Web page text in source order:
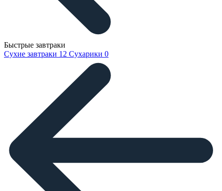
Быстрые завтраки
Сухие завтраки 12 Сухарики 0